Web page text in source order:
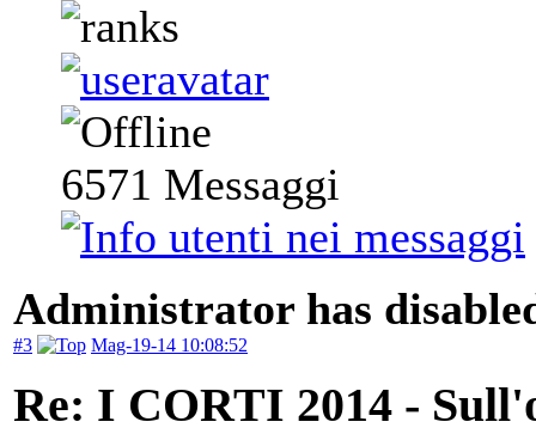
6571 Messaggi
Administrator has
#3 Mag-19-14 10:08:52
Re: I CORTI 2014 -